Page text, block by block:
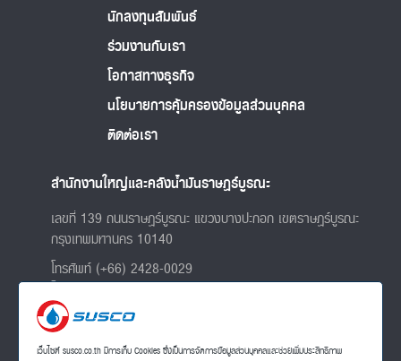
นักลงทุนสัมพันธ์
ร่วมงานกับเรา
โอกาสทางธุรกิจ
นโยบายการคุ้มครองข้อมูลส่วนบุคคล
ติดต่อเรา
สำนักงานใหญ่และคลังน้ำมันราษฎร์บูรณะ
เลขที่ 139 ถนนราษฎร์บูรณะ แขวงบางปะกอก เขตราษฎร์บูรณะ
กรุงเทพมหานคร 10140
โทรศัพท์ (+66) 2428-0029
โทรสาร (+66) 2428 8001
และ 0-2427-6460
แผนที่บริษัท
เว็บไซต์ susco.co.th มีการเก็บ Cookies ซึ่งเป็นการจัดการข้อมูลส่วนบุคคลและช่วยเพิ่มประสิทธิภาพ